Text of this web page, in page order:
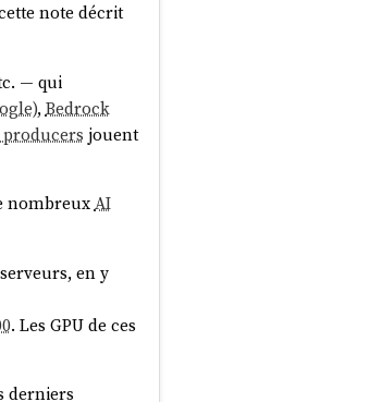
note décrit
— qui
, Bedrock
jouent
nombreuxAI
en y
. Les GPU de ces
derniers